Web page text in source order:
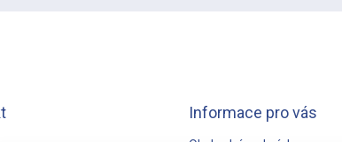
Informace pro vás